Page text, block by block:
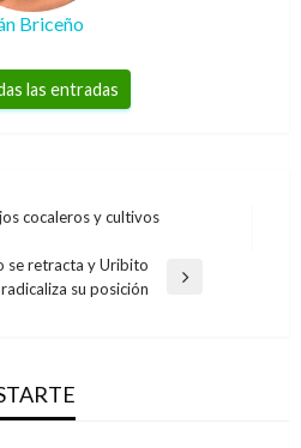
Briceño
las entradas
cocaleros y cultivos
se retracta y Uribito
radicaliza su posición